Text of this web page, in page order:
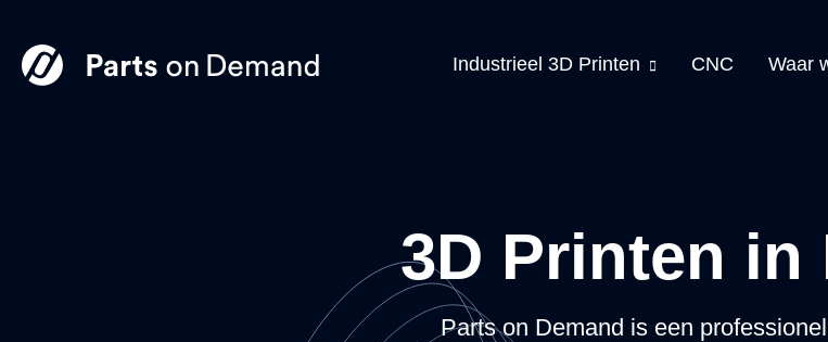
Industrieel 3D Printen CNC Waar
3D Printen in
Parts on Demand is een